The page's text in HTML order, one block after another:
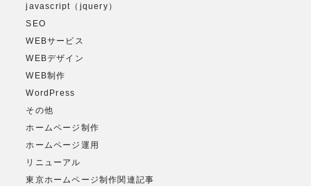
javascript（jquery）
SEO
WEBサービス
WEBデザイン
WEB制作
WordPress
その他
ホームページ制作
ホームページ運用
リニューアル
東京ホームページ制作関連記事